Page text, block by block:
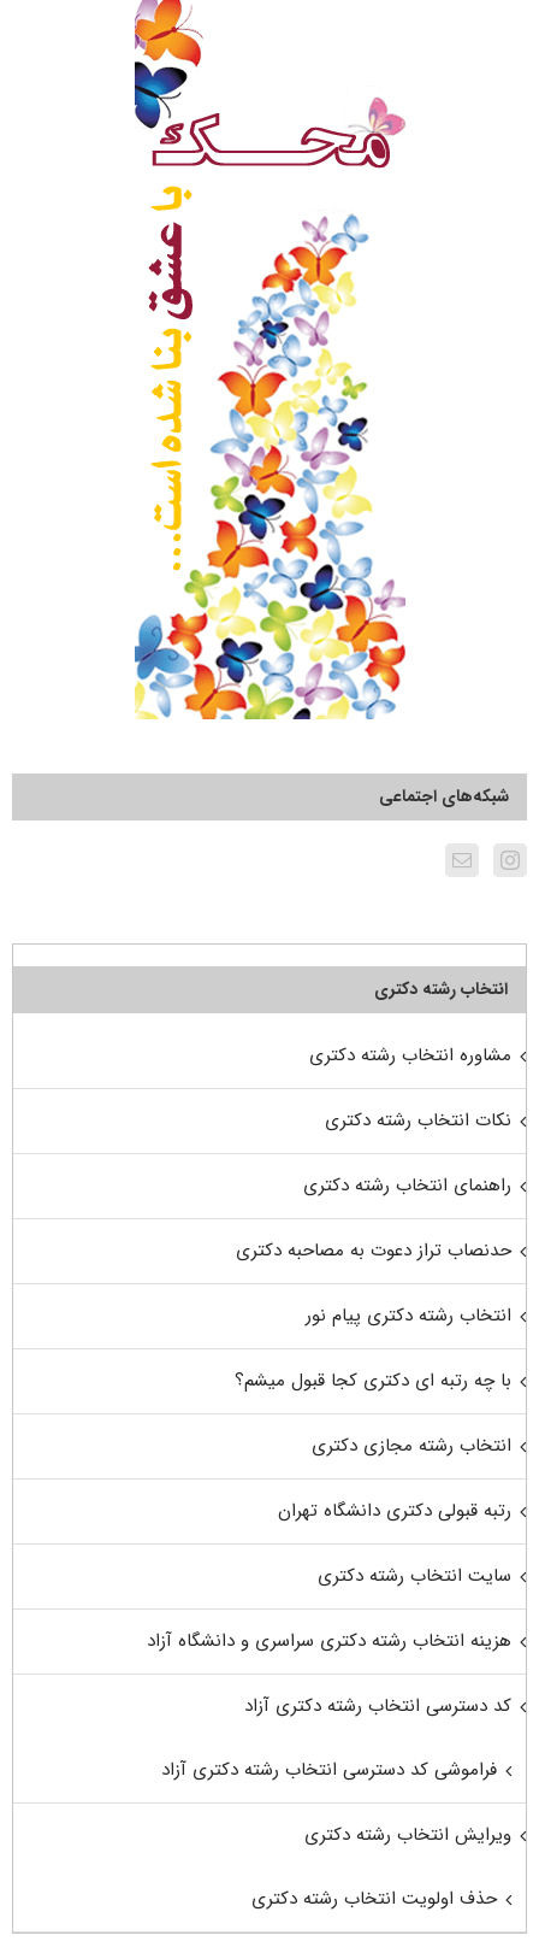
شبکه‌های اجتماعی
انتخاب رشته دکتری
مشاوره انتخاب رشته دکتری
نکات انتخاب رشته دکتری
راهنمای انتخاب رشته دکتری
حدنصاب تراز دعوت به مصاحبه دکتری
انتخاب رشته دکتری پیام نور
با چه رتبه ای دکتری کجا قبول میشم؟
انتخاب رشته مجازی دکتری
رتبه قبولی دکتری دانشگاه تهران
سایت انتخاب رشته دکتری
هزینه انتخاب رشته دکتری سراسری و دانشگاه آزاد
کد دسترسی انتخاب رشته دکتری آزاد
فراموشی کد دسترسی انتخاب رشته دکتری آزاد
ویرایش انتخاب رشته دکتری
حذف اولویت انتخاب رشته دکتری